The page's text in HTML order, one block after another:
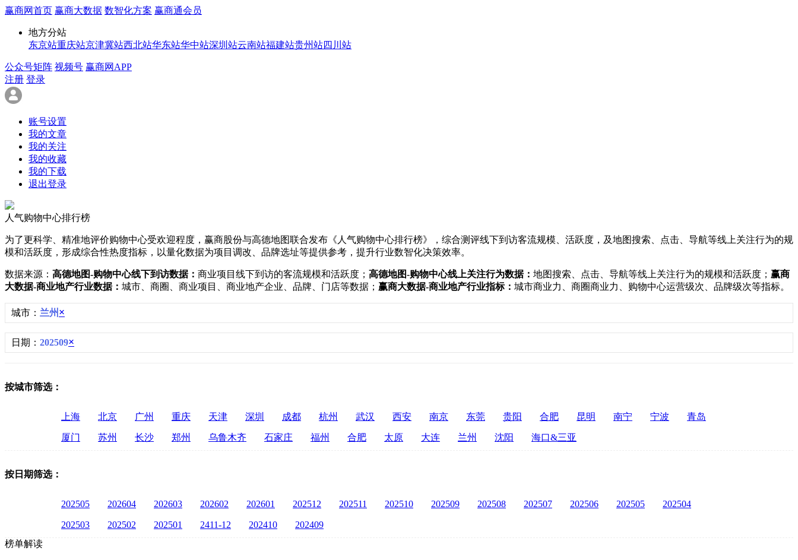
赢商网首页 赢商大数据 数智化方案 赢商通会员
地方分站
东京站重庆站京津冀站西北站华东站华中站深圳站云南站福建站贵州站四川站
公众号矩阵 视频号 赢商网APP
注册 登录
账号设置
我的文章
我的关注
我的收藏
我的下载
退出登录
人气购物中心排行榜
为了更科学、精准地评价购物中心受欢迎程度，赢商股份与高德地图联合发布《人气购物中心排行榜》，综合测评线下到访客流规模、活跃度，及地图搜索、点击、导航等线上关注行为的规
模和活跃度，形成综合性热度指标，以量化数据为项目调改、品牌选址等提供参考，提升行业数智化决策效率。
数据来源： 高德地图-购物中心线下到访数据： 商业项目线下到访的客流规模和活跃度； 高德地图-购物中心线上关注行为数据： 地图搜索、点击、导航等线上关注行为的规模和活跃度； 赢商
大数据-商业地产行业数据： 城市、商圈、商业项目、商业地产企业、品牌、门店等数据； 赢商大数据-商业地产行业指标： 城市商业力、商圈商业力、购物中心运营级次、品牌级次等指标。
城市： 兰州 ×
日期： 202509×
按城市筛选：
上海 北京 广州 重庆 天津 深圳 成都 杭州 武汉 西安 南京 东莞 贵阳 合肥 昆明 南宁 宁波 青岛
厦门 苏州 长沙 郑州 乌鲁木齐 石家庄 福州 合肥 太原 大连 兰州 沈阳 海口&三亚
按日期筛选：
202505 202604 202603 202602 202601 202512 202511 202510 202509 202508 202507 202506 202505 202504
202503 202502 202501 2411-12 202410
202409
榜单解读